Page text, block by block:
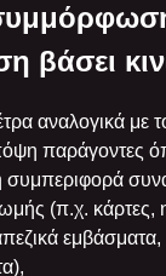
βάσει
αναλογικά με
παράγοντες
η συμπεριφορά
(π.χ. κάρτες,
εμβάσματα,